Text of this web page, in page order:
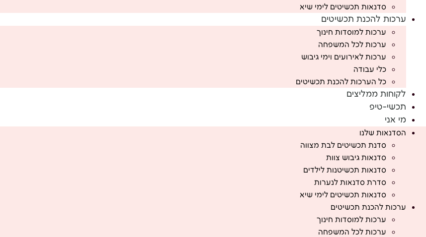
סדנאות תכשיטים לימי שיא
ערכות להכנת תכשיטים
ערכות למוסדות חינוך
ערכות לכל המשפחה
ערכות לאירועים וימי גיבוש
כלי עבודה
כל הערכות להכנת תכשיטים
לקוחות ממליצים
תכשי-טיפ
מי אני
הסדנאות שלנו
סדנת תכשיטים לבת מצווה
סדנאות גיבוש צוות
סדנאות תכשיטנות לילדים
סדרת סדנאות לנערות
סדנאות תכשיטים לימי שיא
ערכות להכנת תכשיטים
ערכות למוסדות חינוך
ערכות לכל המשפחה